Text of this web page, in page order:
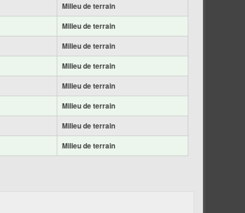
Milieu de terrain
Milieu de terrain
Milieu de terrain
Milieu de terrain
Milieu de terrain
Milieu de terrain
Milieu de terrain
Milieu de terrain